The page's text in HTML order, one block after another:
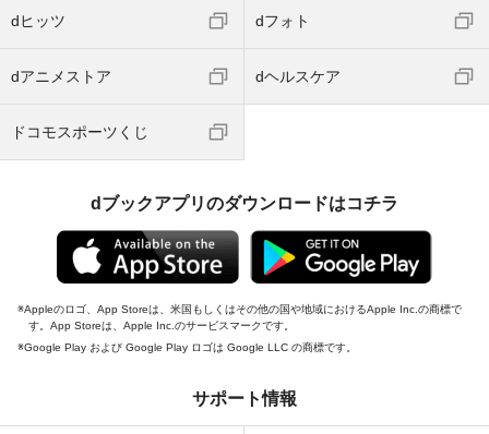
dヒッツ dフォト
dアニメストア dヘルスケア
ドコモスポーツくじ
dブックアプリのダウンロードはコチラ
Appleのロゴ、App Storeは、米国もしくはその他の国や地域におけるApple Inc.の商標で
す。App Storeは、Apple Inc.のサービスマークです。
Google Play および Google Play ロゴは Google LLC の商標です。
サポート情報